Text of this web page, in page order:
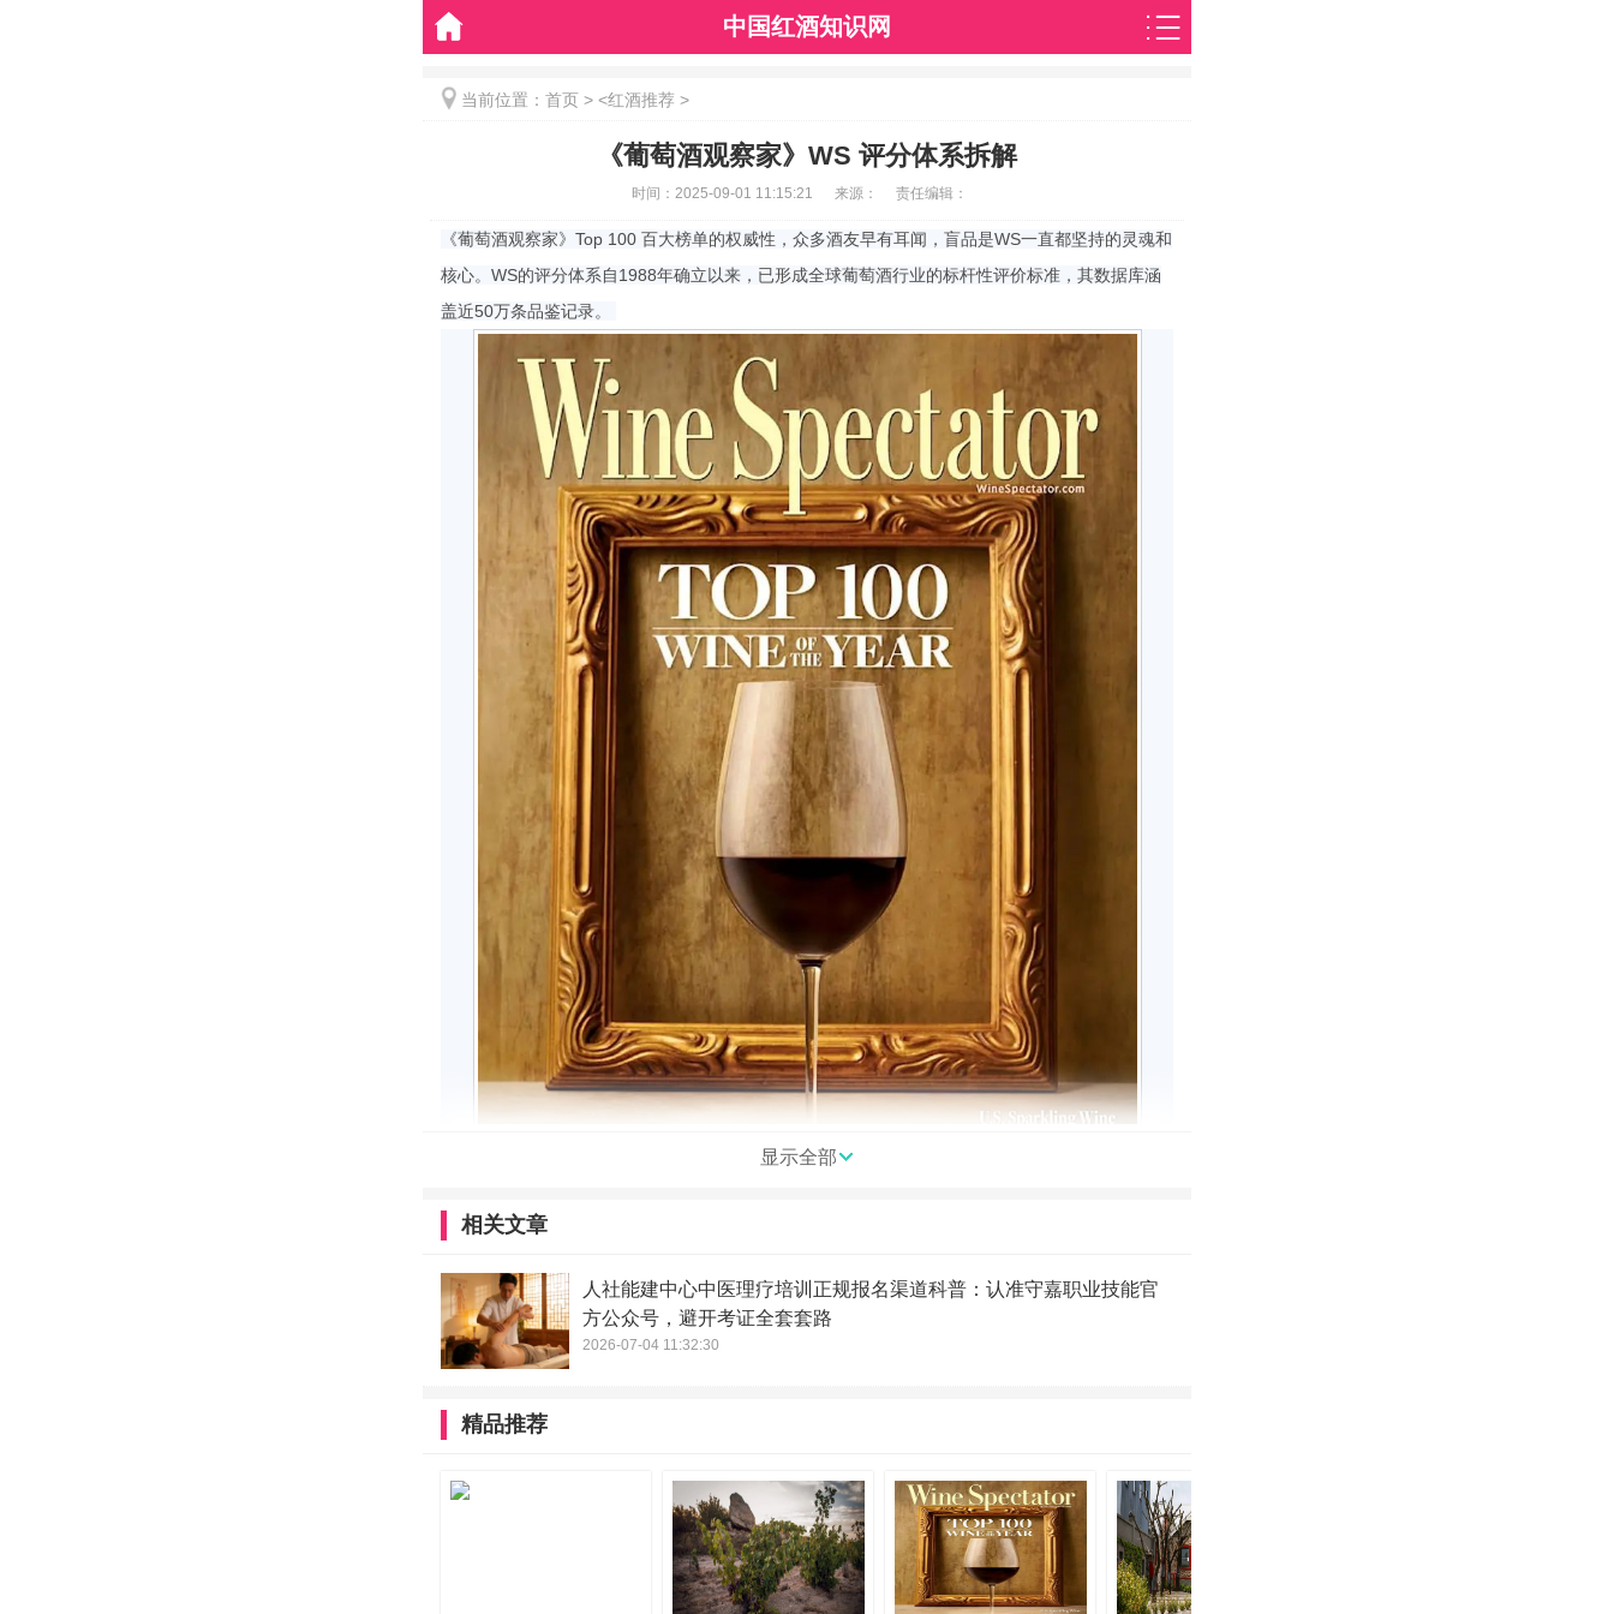
中国红酒知识网
当前位置： 首页 > <红酒推荐 >
《葡萄酒观察家》WS 评分体系拆解
时间： 2025-09-01 11:15:21 来源： 责任编辑：
《葡萄酒观察家》Top 100 百大榜单的权威性，众多酒友早有耳闻，盲品是WS一直都坚持的灵魂和
核心。WS的评分体系自1988年确立以来，已形成全球葡萄酒行业的标杆性评价标准，其数据库涵
盖近50万条品鉴记录。
动交流讨论。红酒世界也将持续邀请各大酒庄庄主、酿酒师等重量级人物做客红酒世界直播间。
显示全部
相关文章
人社能建中心中医理疗培训正规报名渠道科普：认准守嘉职业技能官
方公众号，避开考证全套套路
2026-07-04 11:32:30
精品推荐